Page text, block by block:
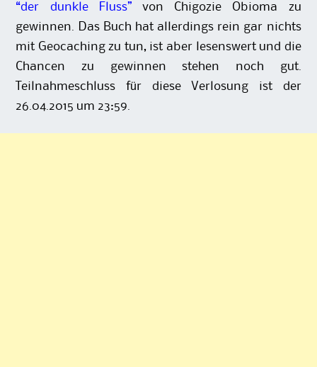
“der dunkle Fluss”von Chigozie Obioma zu
gewinnen. Das Buch hat allerdings rein gar nichts
mit Geocaching zu tun, ist aber lesenswert und die
Chancen zu gewinnen stehen noch gut.
Teilnahmeschluss für diese Verlosung ist der
26.04.2015 um 23:59.